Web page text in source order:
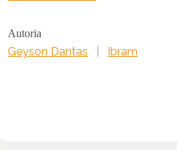
Autoria
Geyson Dantas Ibram